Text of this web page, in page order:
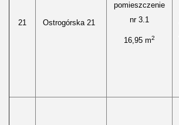
21 Ostrogórska 21
pomieszczenie
nr 3.1
16,95 m2